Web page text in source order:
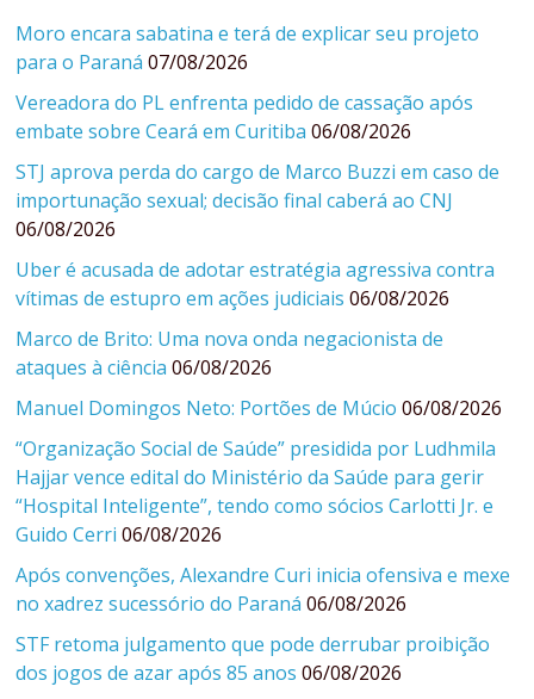
Moro encara sabatina e terá de explicar seu projeto
para o Paraná 07/08/2026
Vereadora do PL enfrenta pedido de cassação após
embate sobre Ceará em Curitiba 06/08/2026
STJ aprova perda do cargo de Marco Buzzi em caso de
importunação sexual; decisão final caberá ao CNJ
06/08/2026
Uber é acusada de adotar estratégia agressiva contra
vítimas de estupro em ações judiciais 06/08/2026
Marco de Brito: Uma nova onda negacionista de
ataques à ciência 06/08/2026
Manuel Domingos Neto: Portões de Múcio 06/08/2026
“Organização Social de Saúde” presidida por Ludhmila
Hajjar vence edital do Ministério da Saúde para gerir
“Hospital Inteligente”, tendo como sócios Carlotti Jr. e
Guido Cerri 06/08/2026
Após convenções, Alexandre Curi inicia ofensiva e mexe
no xadrez sucessório do Paraná 06/08/2026
STF retoma julgamento que pode derrubar proibição
dos jogos de azar após 85 anos 06/08/2026